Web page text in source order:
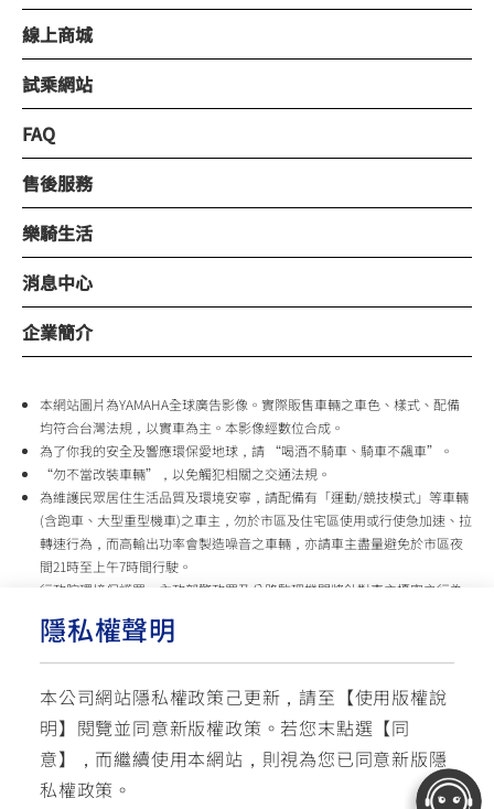
隱私權聲明
本公司網站隱私權政策己更新，請至【使用版權說
明】閱覽並同意新版權政策。 若您末點選【同
意】，而繼續使用本網站，則視為您已同意新版隱
私權政策。
線上商城
試乘網站
FAQ
售後服務
樂騎生活
消息中心
企業簡介
本網站圖片為YAMAHA全球廣告影像。實際販售車輛之車色、樣式、配備
均符合台灣法規，以實車為主。本影像經數位合成。
為了你我的安全及響應環保愛地球，請 “喝酒不騎車、騎車不飆車”。
“勿不當改裝車輛”，以免觸犯相關之交通法規。
為維護民眾居住生活品質及環境安寧，請配備有「運動/競技模式」等車輛
(含跑車、大型重型機車)之車主，勿於市區及住宅區使用或行使急加速、拉
轉速行為，而高輸出功率會製造噪音之車輛，亦請車主盡量避免於市區夜
間21時至上午7時間行駛。
行政院環境保護署、內政部警政署及公路監理機關將針對車主擾寧之行為
台灣山葉機車 關心您
使用版權說明 隱私權政策 交通安全入口網
☏ 免付費客服專線: 0800-631-680 ✉ 聯繫客服
每週一 ~ 五 08:00~12:10 / 13:00~16:40(國定假日與公司假日除外)
© YAMAHA MOTOR TAIWAN CO., LTD. All Rights Reserved.